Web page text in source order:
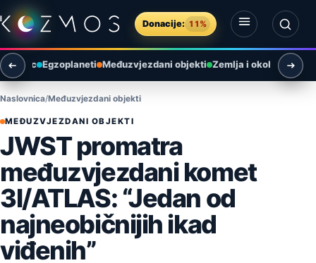
Preskoči na sadržaj
Donacije: 11%
Otvori izbornik
Otvori pretragu
Mjesec Egzoplaneti Međuzvjezdani objekti Zemlja i okoliš
Naslovnica Međuzvjezdani objekti
MEĐUZVJEZDANI OBJEKTI
JWST promatra
međuzvjezdani komet
3I/ATLAS: “Jedan od
najneobičnijih ikad
viđenih”